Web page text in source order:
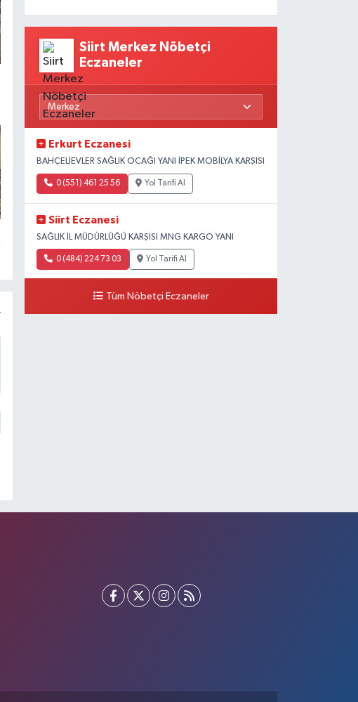
Siirt Merkez Nöbetçi
Eczaneler
Erkurt Eczanesi
BAHÇELİEVLER SAĞLIK OCAĞI YANI İPEK MOBİLYA KARŞISI
0 (551) 461 25 56 Yol Tarifi Al
Siirt Eczanesi
SAĞLIK İL MÜDÜRLÜĞÜ KARŞISI MNG KARGO YANI
0 (484) 224 73 03 Yol Tarifi Al
Tüm Nöbetçi Eczaneler